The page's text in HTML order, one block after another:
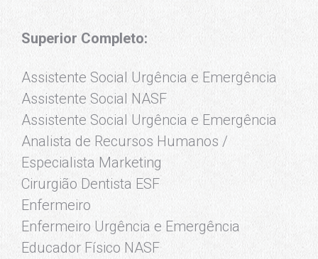
Superior Completo:
Assistente Social Urgência e Emergência
Assistente Social NASF
Assistente Social Urgência e Emergência
Analista de Recursos Humanos /
Especialista Marketing
Cirurgião Dentista ESF
Enfermeiro
Enfermeiro Urgência e Emergência
Educador Físico NASF